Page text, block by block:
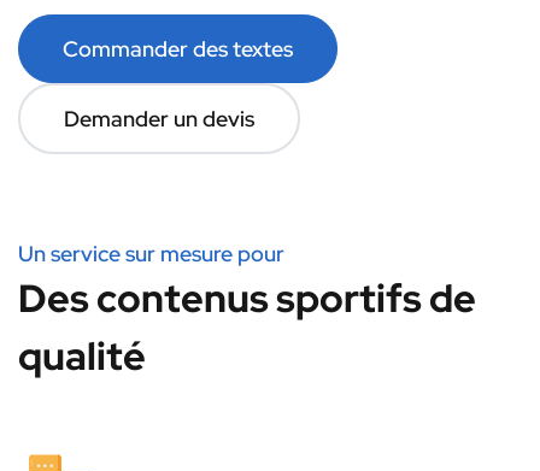
Commander des textes
Demander un devis
Un service sur mesure pour
Des contenus sportifs de
qualité